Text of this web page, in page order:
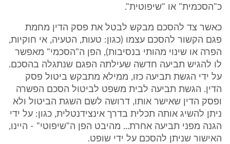
כ"הסכמית" או "שיפוטית".
כאשר צד להסכם מבקש לבטל את פסק הדין מחמת
פגם הקשור להסכם עצמו (כגון: טעות, הטעיה, אי חוקיות,
הפרה או שינוי מהותי בנסיבות), הפן ה"הסכמי" מאפשר
לו להגיש תביעה חדשה שעילתה הפגם שנתגלה בהסכם.
על ידי הגשת תביעה כזו, ממילא מתבקש ביטול פסק
הדין. הגשת תביעה לבית משפט לביטול הסכם הפשרה
ופסק הדין שאישר אותו, דרושה לשם השגת הביטול ולא
ניתן להשיג אותה תכלית בדרך אינצידנטלית, כגון: על ידי
הגנה מפני תביעה אחרת... מהיבט הפן ה"שיפוטי" - היינו,
האישור שניתן להסכם על ידי שופט.